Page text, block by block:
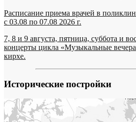
Расписание приема врачей в
c 03.08 по 07.08 2026 г.
7, 8 и 9 августа, пятница, суббота и
концерты цикла «Музыкальные
кирхе.
Исторические постройки